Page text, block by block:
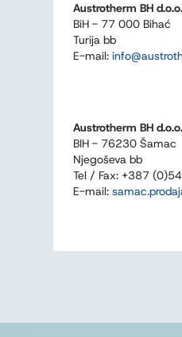
Austrotherm BH d.o.o.
BiH - 77 000 Bihać
Turija bb
E-mail: info@
Austrotherm BH
BIH - 76230 Šamac
Njegoševa bb
Tel / Fax: +387
E-mail: